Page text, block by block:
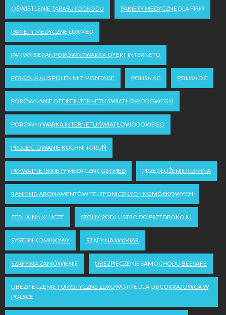
OŚWIETLENIE TARASU I OGRODU PAKIETY MEDYCZNE DLA FIRM
PAKIETY MEDYCZNE LUXMED
PANWYBIERAK PORÓWNYWARKA OFERT INTERNETU
PERGOLA AUS POLEN MIT MONTAGE POLISA AC POLISA OC
PORÓWNANIE OFERT INTERNETU ŚWIATŁOWODOWEGO
PORÓWNYWARKA INTERNETU ŚWIATŁOWODOWEGO
PROJEKTOWANIE KUCHNI TORUŃ
PRYWATNE PAKIETY MEDYCZNE GETMED PRZEDŁUŻENIE KOMINA
RANKING ABONAMENTÓW TELEFONICZNYCH KOMÓRKOWYCH
STOLIK NA KLUCZE STOLIK POD LUSTRO DO PRZEDPOKOJU
SYSTEM KOMINOWY SZAFY NA WYMIAR
SZAFY NA ZAMÓWIENIE UBEZPIECZENIE SAMOCHODU BEESAFE
UBEZPIECZENIE TURYSTYCZNE ZDROWOTNE DLA OBCOKRAJOWCA W
POLSCE